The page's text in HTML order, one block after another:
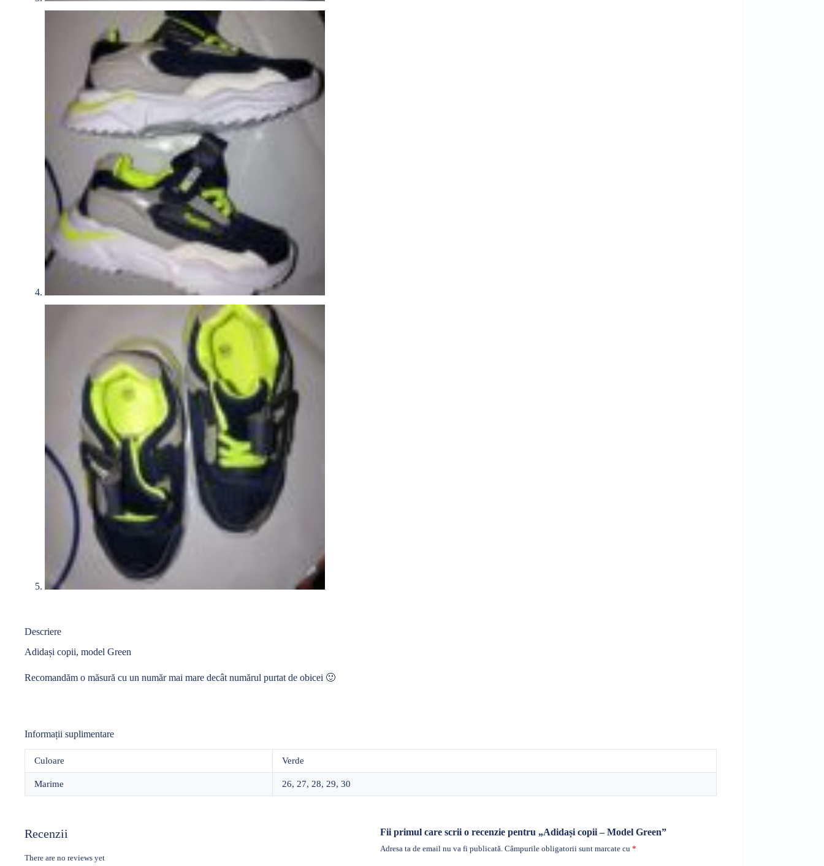
Descriere
Adidași copii, model Green
Recomandăm o măsură cu un număr mai mare decât numărul purtat de obicei 🙂
Informații suplimentare
Culoare Verde
Marime 26, 27, 28, 29, 30
Recenzii
There are no reviews yet
Fii primul care scrii o recenzie pentru „Adidași copii – Model Green”
Adresa ta de email nu va fi publicată. Câmpurile obligatorii sunt marcate cu *